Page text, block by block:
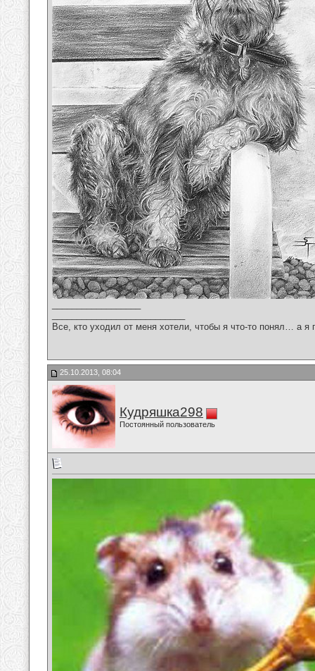
Все, кто уходил от меня хотели, чтобы я что-то понял… а
25.10.2013, 08:04
Кудряшка298
Постоянный пользователь